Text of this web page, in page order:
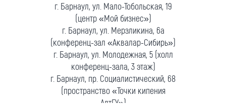
г. Барнаул, ул. Мало-Тобольская, 19
(центр «Мой бизнес»)
г. Барнаул, ул. Мерзликина, 6а
(конференц-зал «Аквалар-Сибирь»)
г. Барнаул, ул. Молодежная, 5 (холл
конференц-зала, 3 этаж)
г. Барнаул, пр. Социалистический, 68
(пространство «Точки кипения
АлтГУ»)